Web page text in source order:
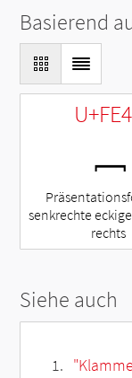
Basierend
﹈
senkrechte
rechts
Siehe auch